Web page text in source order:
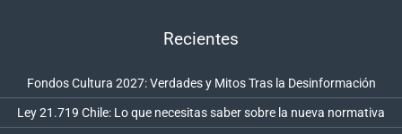
Recientes
Fondos Cultura 2027: Verdades y Mitos Tras la Desinformación
Ley 21.719 Chile: Lo que necesitas saber sobre la nueva normativa